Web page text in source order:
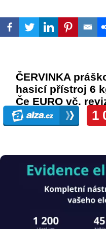
Obrázek